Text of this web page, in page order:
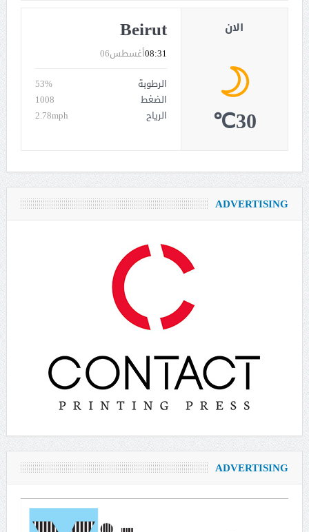
Beirut
أغسطس0608:31
الرطوبة
53%
الضغط
1008
الرياح
2.78mph
الان
30℃
ADVERTISING
ADVERTISING